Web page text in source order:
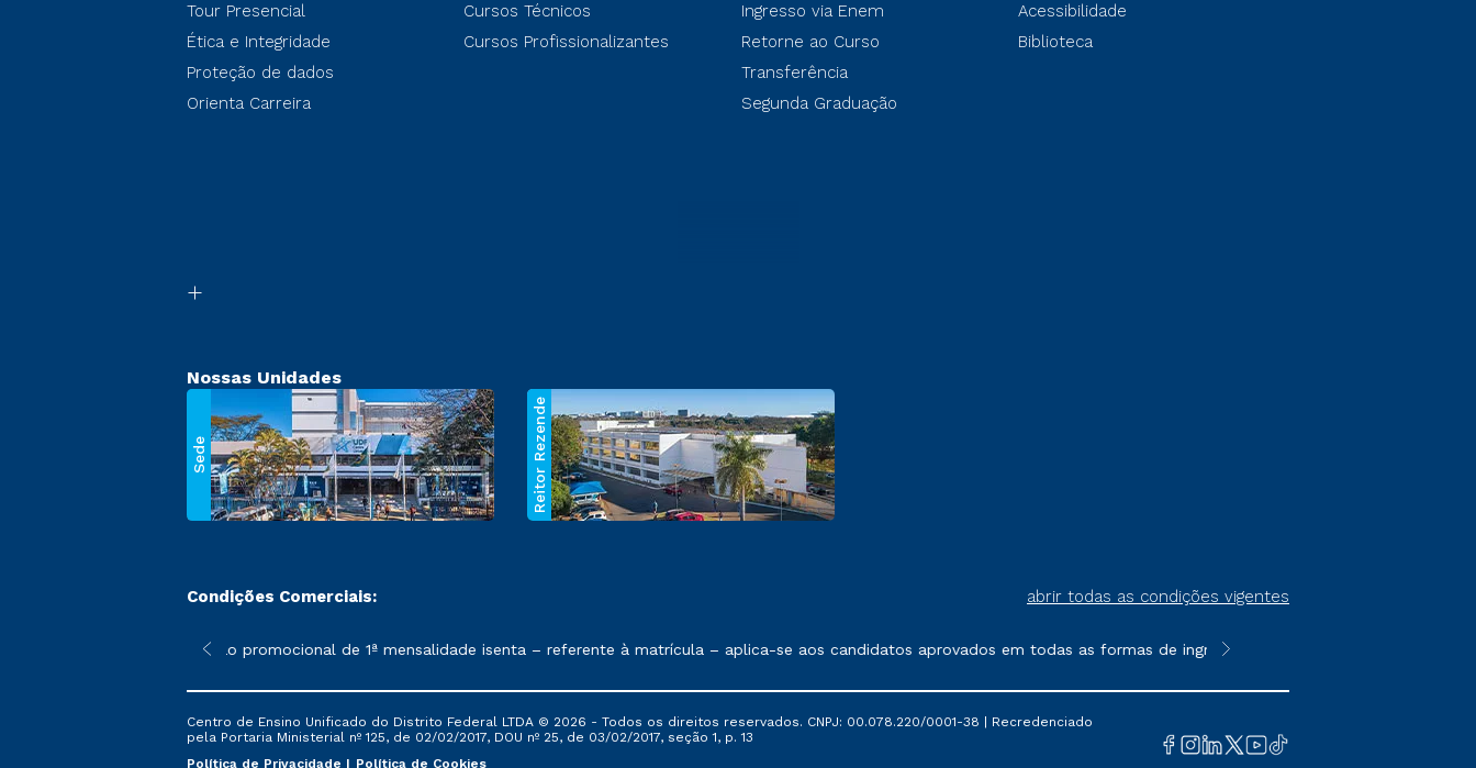
Tour Presencial
Ética e Integridade
Proteção de dados
Orienta Carreira
Cursos Técnicos
Cursos Profissionalizantes
Ingresso via Enem
Retorne ao Curso
Transferência
Segunda Graduação
Acessibilidade
Biblioteca
Nossas Unidades
Sede Reitor Rezende
Condições Comerciais: abrir todas as condições vigentes
sofrer alterações nos períodos de rematrícula conforme exposto no contrato de prestação de serviços.
*A condição promocional de 1ª mensalidade isenta – referente à matrícula – aplica-se aos candidatos aprovados em todas as formas de ingresso, exceto na prova on-line ou
**Semipresencial é um formato do
Centro de Ensino Unificado do Distrito Federal LTDA © 2026 - Todos os direitos reservados. CNPJ: 00.078.220/0001-38 | Recredenciado
pela Portaria Ministerial nº 125, de 02/02/2017, DOU nº 25, de 03/02/2017, seção 1, p. 13
Política de Privacidade
Política de Cookies